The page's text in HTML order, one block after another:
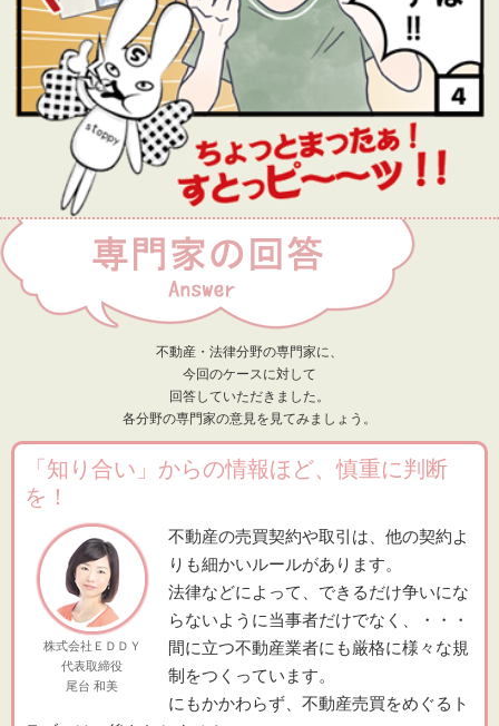
不動産・法律分野の専門家に、
今回のケースに対して
回答していただきました。
各分野の専門家の意見を見てみましょう。
「知り合い」からの情報ほど、慎重に判断
を！
株式会社ＥＤＤＹ
代表取締役
尾台 和美
不動産の売買契約や取引は、他の契約よ
りも細かいルールがあります。
法律などによって、できるだけ争いにな
らないように当事者だけでなく、・・・
間に立つ不動産業者にも厳格に様々な規
制をつくっています。
にもかかわらず、不動産売買をめぐるト